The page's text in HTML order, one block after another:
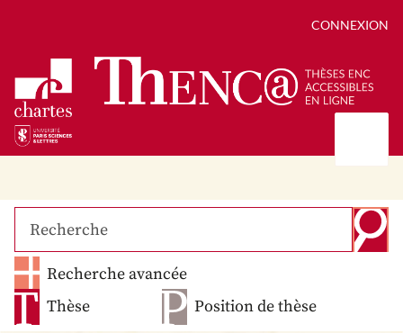
CONNEXION
Collections
Thèses
Positions de thèse
Autour des thèses
Autour de ThENC@
Chroniques chartistes
Bibliographie des thèses
Contact
Autoriser la numérisation de votre thèse
Bibliothèque numérique
Recherche avancée
Thèse
Position de thèse